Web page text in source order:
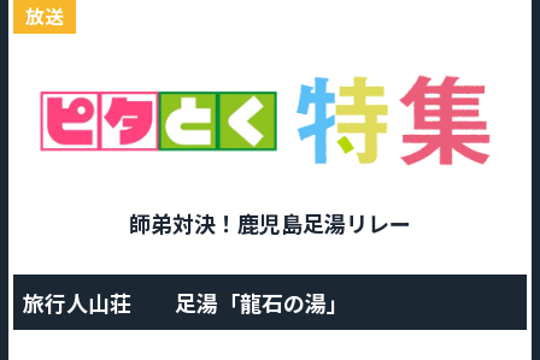
放送
師弟対決！鹿児島足湯リレー
旅行人山荘 足湯「龍石の湯」